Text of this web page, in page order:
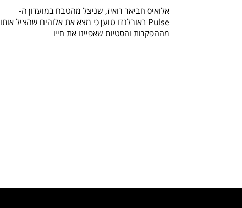
אלואיס חביאר רואיז, שניצל מהטבח במועדון ה-
Pulse באורלנדו טוען כי מצא את אלוהים שהציל אותו
מההפקרות והסטיות שאפיינו את חייו